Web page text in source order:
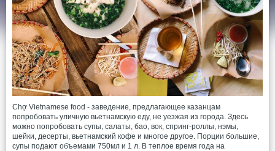
Chợ Vietnamese food - заведение, предлагающее казанцам
попробовать уличную вьетнамскую еду, не уезжая из города. Здесь
можно попробовать супы, салаты, бао, вок, спринг-роллы, нэмы,
шейки, десерты, вьетнамский кофе и многое другое. Порции большие,
супы подают объемами 750мл и 1 л. В теплое время года на